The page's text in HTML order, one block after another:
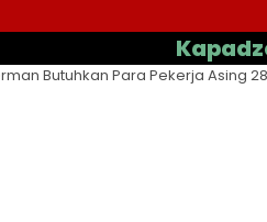
Kapadze
Butuhkan Para Pekerja Asing